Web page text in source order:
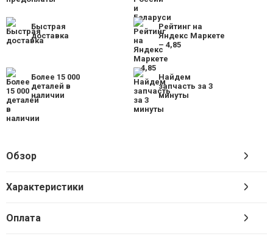
Быстрая
доставка
Рейтинг на
Яндекс Маркете
– 4,85
Более 15 000
деталей в
наличии
Найдем
запчасть за 3
минуты
Обзор
Характеристики
Оплата